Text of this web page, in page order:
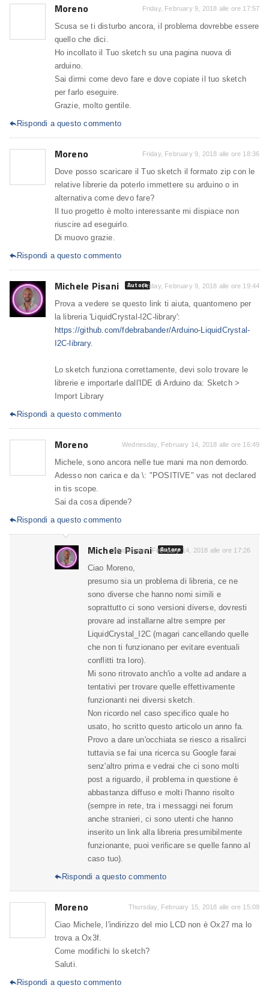
Moreno Friday, February 9, 2018 alle ore 17:57
Scusa se ti disturbo ancora, il problema dovrebbe essere
quello che dici.
Ho incollato il Tuo sketch su una pagina nuova di
arduino.
Sai dirmi come devo fare e dove copiate il tuo sketch
per farlo eseguire.
Grazie, molto gentile.
Rispondi a questo commento
Moreno Friday, February 9, 2018 alle ore 18:36
Dove posso scaricare il Tuo sketch il formato zip con le
relative librerie da poterlo immettere su arduino o in
alternativa come devo fare?
Il tuo progetto è molto interessante mi dispiace non
riuscire ad eseguirlo.
Di muovo grazie.
Rispondi a questo commento
Michele Pisani AutoreFriday, February 9, 2018 alle ore 19:44
Prova a vedere se questo link ti aiuta, quantomeno per
la libreria 'LiquidCrystal-I2C-library':
https://github.com/fdebrabander/Arduino-LiquidCrystal-
I2C-library.
Lo sketch funziona correttamente, devi solo trovare le
librerie e importarle dall'IDE di Arduino da: Sketch >
Import Library
Rispondi a questo commento
Moreno Wednesday, February 14, 2018 alle ore 16:49
Michele, sono ancora nelle tue mani ma non demordo.
Adesso non carica e da \: "POSITIVE" vas not declared
in tis scope.
Sai da cosa dipende?
Rispondi a questo commento
Michele Pisani Autore
Wednesday, February 14, 2018 alle ore 17:26
Ciao Moreno,
presumo sia un problema di libreria, ce ne
sono diverse che hanno nomi simili e
soprattutto ci sono versioni diverse, dovresti
provare ad installarne altre sempre per
LiquidCrystal_I2C (magari cancellando quelle
che non ti funzionano per evitare eventuali
conflitti tra loro).
Mi sono ritrovato anch'io a volte ad andare a
tentativi per trovare quelle effettivamente
funzionanti nei diversi sketch.
Non ricordo nel caso specifico quale ho
usato, ho scritto questo articolo un anno fa.
Provo a dare un'occhiata se riesco a risalirci
tuttavia se fai una ricerca su Google farai
senz'altro prima e vedrai che ci sono molti
post a riguardo, il problema in questione è
abbastanza diffuso e molti l'hanno risolto
(sempre in rete, tra i messaggi nei forum
anche stranieri, ci sono utenti che hanno
inserito un link alla libreria presumibilmente
funzionante, puoi verificare se quelle fanno al
caso tuo).
Rispondi a questo commento
Moreno Thursday, February 15, 2018 alle ore 15:09
Ciao Michele, l'indirizzo del mio LCD non è Ox27 ma lo
trova a Ox3f.
Come modifichi lo sketch?
Saluti.
Rispondi a questo commento